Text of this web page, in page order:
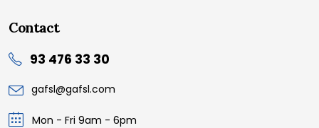
Contact
93 476 33 30
gafsl@gafsl.com
Mon - Fri 9am - 6pm